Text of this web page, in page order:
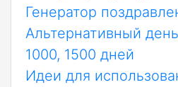
Генератор
Альтернативный
1000, 1500 дней
Идеи для